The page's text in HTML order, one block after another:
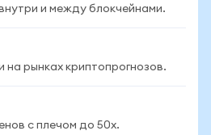
внутри и между блокчейнами.
на рынках криптопрогнозов.
с плечом до 50x.